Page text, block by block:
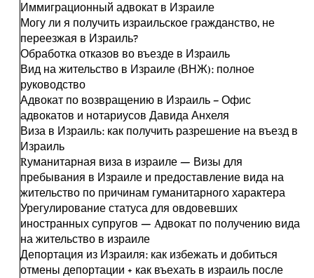
Иммиграционный адвокат в Израиле
Могу ли я получить израильское гражданство, не
переезжая в Израиль?
Обработка отказов во въезде в Израиль
Вид на жительство в Израиле (ВНЖ): полное
руководство
Адвокат по возвращению в Израиль – Офис
адвокатов и нотариусов Давида Анхеля
Виза в Израиль: как получить разрешение на въезд в
Израиль
Rуманитарная виза в израиле — Визы для
пребывания в Израиле и предоставление вида на
жительство по причинам гуманитарного характера
Урегулирование статуса для овдовевших
иностранных супругов — Aдвокат по получению вида
на жительство в израиле
Депортация из Израиля: как избежать и добиться
отмены депортации + как въехать в израиль после